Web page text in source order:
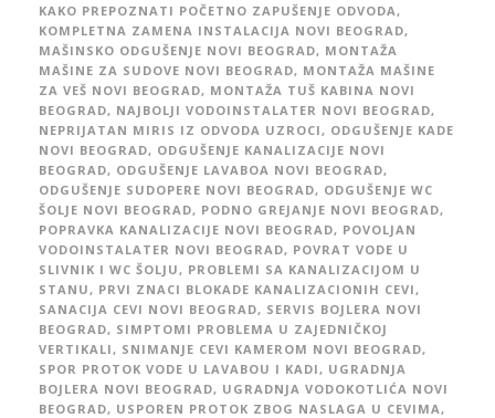
KAKO PREPOZNATI POČETNO ZAPUŠENJE ODVODA ,
KOMPLETNA ZAMENA INSTALACIJA NOVI BEOGRAD,
MAŠINSKO ODGUŠENJE NOVI BEOGRAD, MONTAŽA
MAŠINE ZA SUDOVE NOVI BEOGRAD, MONTAŽA MAŠINE
ZA VEŠ NOVI BEOGRAD, MONTAŽA TUŠ KABINA NOVI
BEOGRAD, NAJBOLJI VODOINSTALATER NOVI BEOGRAD,
NEPRIJATAN MIRIS IZ ODVODA UZROCI , ODGUŠENJE KADE
NOVI BEOGRAD, ODGUŠENJE KANALIZACIJE NOVI
BEOGRAD, ODGUŠENJE LAVABOA NOVI BEOGRAD,
ODGUŠENJE SUDOPERE NOVI BEOGRAD, ODGUŠENJE WC
ŠOLJE NOVI BEOGRAD, PODNO GREJANJE NOVI BEOGRAD,
POPRAVKA KANALIZACIJE NOVI BEOGRAD, POVOLJAN
VODOINSTALATER NOVI BEOGRAD, POVRAT VODE U
SLIVNIK I WC ŠOLJU , PROBLEMI SA KANALIZACIJOM U
STANU , PRVI ZNACI BLOKADE KANALIZACIONIH CEVI ,
SANACIJA CEVI NOVI BEOGRAD, SERVIS BOJLERA NOVI
BEOGRAD, SIMPTOMI PROBLEMA U ZAJEDNIČKOJ
VERTIKALI , SNIMANJE CEVI KAMEROM NOVI BEOGRAD,
SPOR PROTOK VODE U LAVABOU I KADI , UGRADNJA
BOJLERA NOVI BEOGRAD, UGRADNJA VODOKOTLIĆA NOVI
BEOGRAD, USPOREN PROTOK ZBOG NASLAGA U CEVIMA ,